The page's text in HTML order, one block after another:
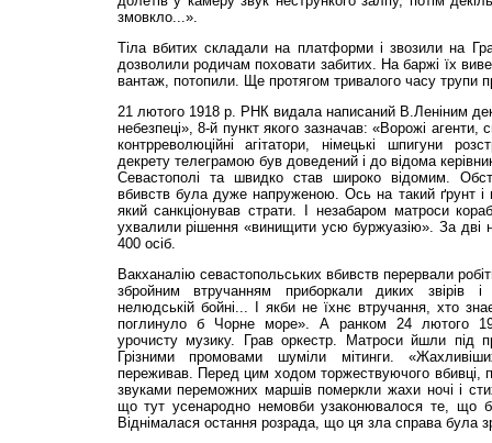
змовкло...».
Тіла вбитих складали на платформи і звозили на
дозволили родичам поховати забитих. На баржі їх
вантаж, потопили. Ще протягом тривалого часу трупи
21 лютого 1918 р. РНК видала написаний В.Ле­ніним
небезпеці», 8-й пункт якого зазначав: «Ворожі агенти,
контрреволюційні агітатори, німецькі шпигуни
декрету телеграмою був доведений і до відома
Севастополі та швидко став широко відомим.
вбивств була дуже напруженою. Ось на такий ґрунт і
який санкціонував страти. І незабаром матроси
ухвалили рішення «винищити усю буржуазію». За дві
400 осіб.
Вакханалію севастопольських вбивств перервали
збройним втручанням приборкали диких звірів і
нелюдській бойні... І якби не їхнє втручання, хто
поглинуло б Чорне море». А ранком 24 лютого
урочисту музику. Грав оркестр. Матроси йшли під
Грізними промовами шуміли мітинги.
переживав. Перед цим ходом торжествуючого вбивці,
звуками переможних маршів померкли жахи ночі і
що тут усенародно немовби узаконювалося те, що
Віднімалася остання розрада, що ця зла справа була